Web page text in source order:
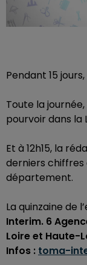
Pendant 15
Toute la
pourvoir dans la
Et à 12h15, la
derniers chiffres
département.
La quinzaine de
Interim. 6
Loire et Haute-
Infos : toma-